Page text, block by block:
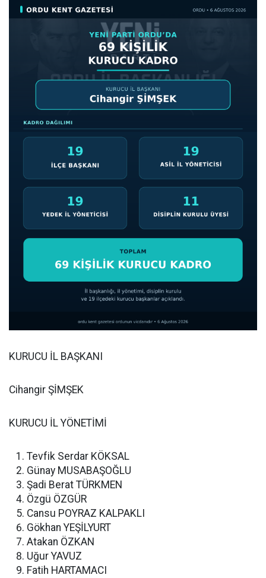
KURUCU İL BAŞKANI
Cihangir ŞİMŞEK
KURUCU İL YÖNETİMİ
Tevfik Serdar KÖKSAL
Günay MUSABAŞOĞLU
Şadi Berat TÜRKMEN
Özgü ÖZGÜR
Cansu POYRAZ KALPAKLI
Gökhan YEŞİLYURT
Atakan ÖZKAN
Uğur YAVUZ
Fatih HARTAMACI